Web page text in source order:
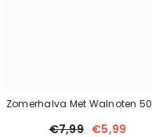
Zomerhalva Met Walnoten
€7,99 €5,99